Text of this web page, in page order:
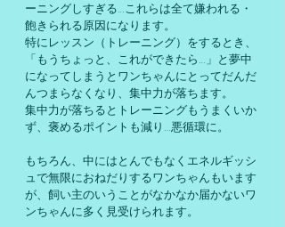
ーニングしすぎる…これらは全て嫌われる・
飽きられる原因になります。
特にレッスン（トレーニング）をするとき、
「もうちょっと、これができたら…」と夢中
になってしまうとワンちゃんにとってだんだ
んつまらなくなり、集中力が落ちます。
集中力が落ちるとトレーニングもうまくいか
ず、褒めるポイントも減り…悪循環に。
もちろん、中にはとんでもなくエネルギッシ
ュで無限におねだりするワンちゃんもいます
が、飼い主のいうことがなかなか届かないワ
ンちゃんに多く見受けられます。